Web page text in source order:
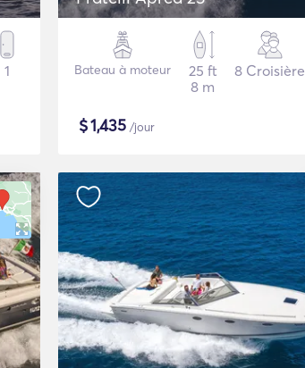
1 Bateau à moteur
25 ft
8 m
8 Croisière
$1,435 /jour